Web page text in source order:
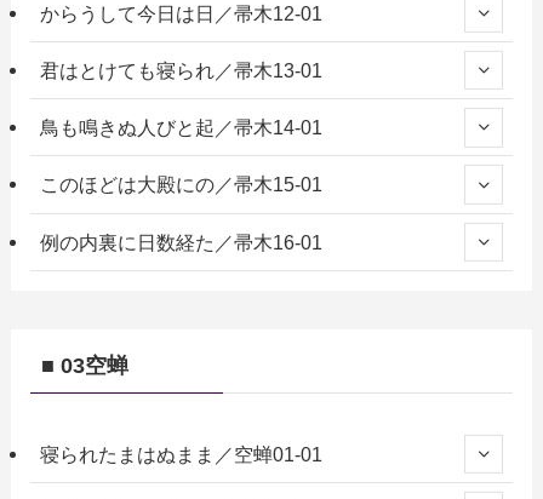
からうして今日は日／帚木12-01
君はとけても寝られ／帚木13-01
鳥も鳴きぬ人びと起／帚木14-01
このほどは大殿にの／帚木15-01
例の内裏に日数経た／帚木16-01
■ 03空蝉
寝られたまはぬまま／空蝉01-01